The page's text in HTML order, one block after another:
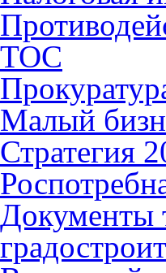
ТОС
Малый
Стратегия
Документы